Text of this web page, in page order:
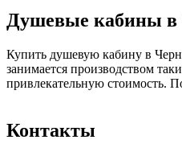
Душевые кабины в
Купить душевую кабину в
занимается производством
привлекательную стоимость.
Контакты